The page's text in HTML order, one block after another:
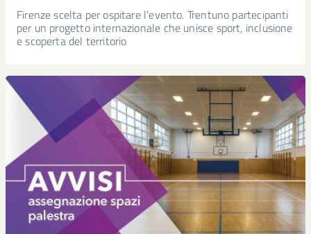
Firenze scelta per ospitare l'evento. Trentuno partecipanti
per un progetto internazionale che unisce sport, inclusione
e scoperta del territorio